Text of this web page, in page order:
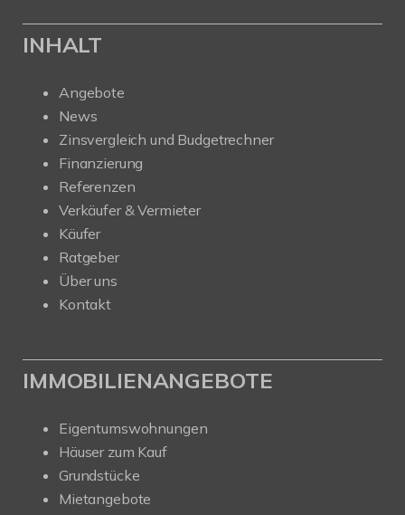
INHALT
Angebote
News
Zinsvergleich und Budgetrechner
Finanzierung
Referenzen
Verkäufer & Vermieter
Käufer
Ratgeber
Über uns
Kontakt
IMMOBILIENANGEBOTE
Eigentumswohnungen
Häuser zum Kauf
Grundstücke
Mietangebote